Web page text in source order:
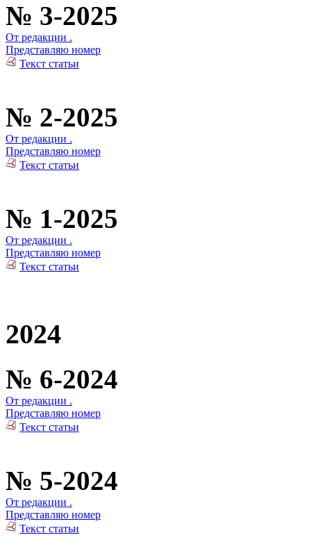
№ 3-2025
От редакции .
Представляю номер
Текст статьи
№ 2-2025
От редакции .
Представляю номер
Текст статьи
№ 1-2025
От редакции .
Представляю номер
Текст статьи
2024
№ 6-2024
От редакции .
Представляю номер
Текст статьи
№ 5-2024
От редакции .
Представляю номер
Текст статьи